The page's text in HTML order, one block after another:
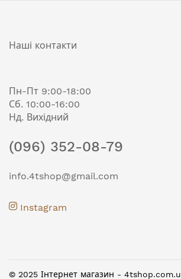
Наші контакти
Пн-Пт 9:00-18:00
Сб. 10:00-16:00
Нд. Вихідний
(096) 352-08-79
info.4tshop@gmail.com
Instagram
© 2025 Інтернет магазин -